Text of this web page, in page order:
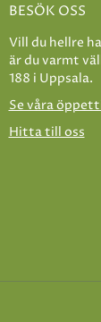
BESÖK OSS
Vill du hellre
är du varmt
188 i Uppsala.
Se våra
Hitta till oss